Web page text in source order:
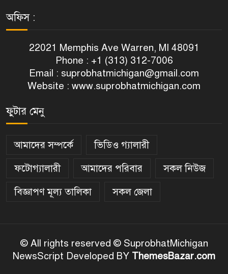
অফিস :
22021 Memphis Ave Warren, MI 48091
Phone : +1 (313) 312-7006
Email : suprobhatmichigan@gmail.com
Website : www.suprobhatmichigan.com
ফুটার মেনু
আমাদের সম্পর্কে
ভিডিও গ্যালারী
ফটোগ্যালারী
আমাদের পরিবার
সকল নিউজ
বিজ্ঞাপণ মূল্য তালিকা
সকল জেলা
© All rights reserved © SuprobhatMichigan
NewsScript Developed BY ThemesBazar.com